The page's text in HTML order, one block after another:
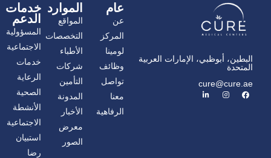
البطين، أبوظبي، الإمارات العربية
المتحدة
cure@cure.ae
ف
ي
ا
ن
ل
ي
عام
عن
المركز
لومينا
وظائف
تواصل
معنا
الرفاهية
الموارد
المواقع
التخصصات
الأطباء
شركات
التأمين
المدونة
الأخبار
معرض
الصور
خدمات
الدعم
المسؤولية
الاجتماعية
خدمات
الرعاية
الصحية
الأنشطة
الاجتماعية
استبيان
رضا